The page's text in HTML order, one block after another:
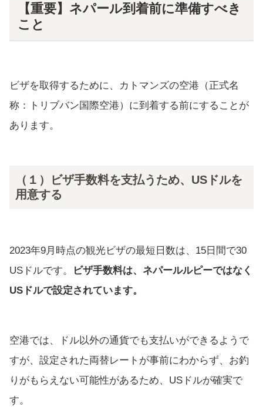
【重要】ネパール到着前に準備すべき
こと
ビザを取得するために、カトマンズの空港（正式名
称：トリブバン国際空港）に到着する前にすることが
あります。
（１）ビザ手数料を支払うため、USドルを
用意する
2023年9月時点の観光ビザの最短日数は、15日間で30
USドルです。
ビザ手数料は、ネパールルピーではなく
USドルで設定されています。
空港では、ドル以外の通貨でも支払いができるようで
すが、設定された両替レートが事前にわからず、お釣
りがもらえない可能性があるため、USドルが確実で
す。